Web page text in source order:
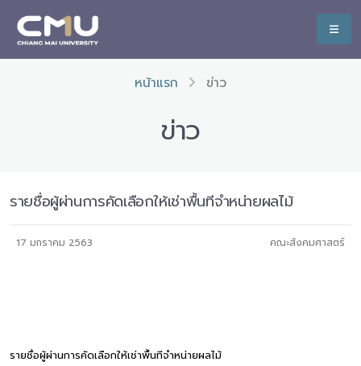
หน้าแรก ข่าว
ข่าว
รายชื่อผู้ผ่านการคัดเลือกให้เช่าพื้นทีจำหน่ายผลไม้
17 มกราคม 2563 คณะสังคมศาสตร์
รายชื่อผู้ผ่านการคัดเลือกให้เช่าพื้นทีจำหน่ายผลไม้